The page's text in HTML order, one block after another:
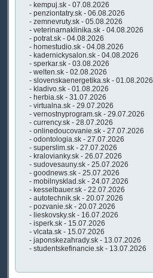
- kempuj.sk - 07.08.2026
- penziontatry.sk - 06.08.2026
- zemnevruty.sk - 05.08.2026
- veterinarnaklinika.sk - 04.08.2026
- potrat.sk - 04.08.2026
- homestudio.sk - 04.08.2026
- kadernickysalon.sk - 04.08.2026
- sperkar.sk - 03.08.2026
- welten.sk - 02.08.2026
- slovenskaenergetika.sk - 01.08.2026
- kladivo.sk - 01.08.2026
- herbia.sk - 31.07.2026
- virtualna.sk - 29.07.2026
- vernostnyprogram.sk - 29.07.2026
- currency.sk - 28.07.2026
- onlinedoucovanie.sk - 27.07.2026
- odontologia.sk - 27.07.2026
- superslim.sk - 27.07.2026
- kralovianky.sk - 26.07.2026
- sudovesauny.sk - 25.07.2026
- goodnews.sk - 25.07.2026
- mobilnysklad.sk - 24.07.2026
- kesselbauer.sk - 22.07.2026
- autotechnik.sk - 20.07.2026
- pozvanie.sk - 20.07.2026
- lieskovsky.sk - 16.07.2026
- isperk.sk - 15.07.2026
- vlcata.sk - 15.07.2026
- japonskezahrady.sk - 13.07.2026
- studentskefinancie.sk - 13.07.2026